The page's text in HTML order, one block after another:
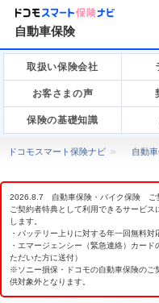
自動車保険
取扱い保険会社
お客さまの声
保険の基礎知識
ドコモスマート保険ナビ 自動
2026.8.7 自動車保険・バイク保険 ご
ご契約者特典として利用できるサービ
します。
・バッテリー上りに対する年一回無料
・エマージェンシー（緊急連絡）カー
ただいた方に送付）
※ソニー損保・ドコモの自動車保険のご
供対象外となります。